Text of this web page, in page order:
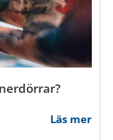
Läs mer